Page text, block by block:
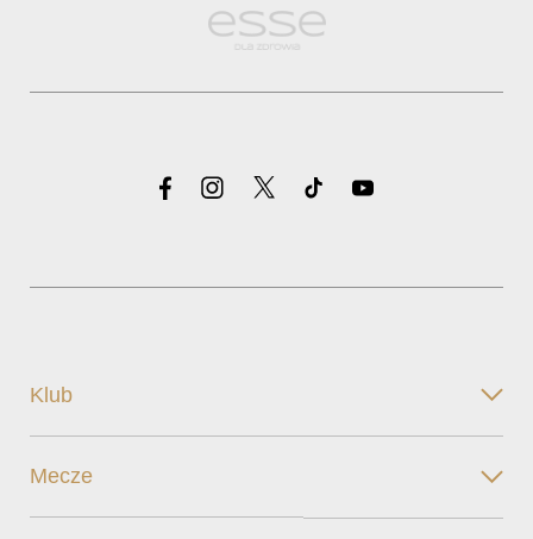
Klub
Mecze